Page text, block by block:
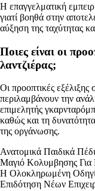
Η επαγγελματική
γιατί βοηθά στην
αύξηση της ταχύτητας
Ποιες είναι οι
λαντζιέρας;
Οι προοπτικές εξέλιξης
περιλαμβάνουν την
επιμελητής
καθώς και τη
της οργάνωσης.
Ανατομικά Παιδικά
Μαγιό Κολυμβησης Για
Η Ολοκληρωμένη
Επιδότηση Νέων